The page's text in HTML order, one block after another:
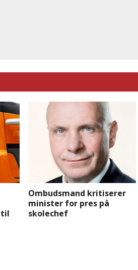
til
Ombudsmand kritiserer
minister for pres på
skolechef